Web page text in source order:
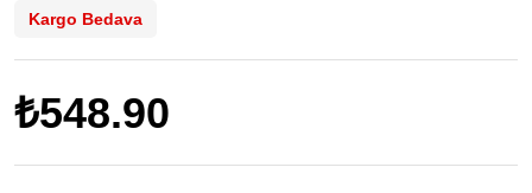
Kargo Bedava
₺548.90